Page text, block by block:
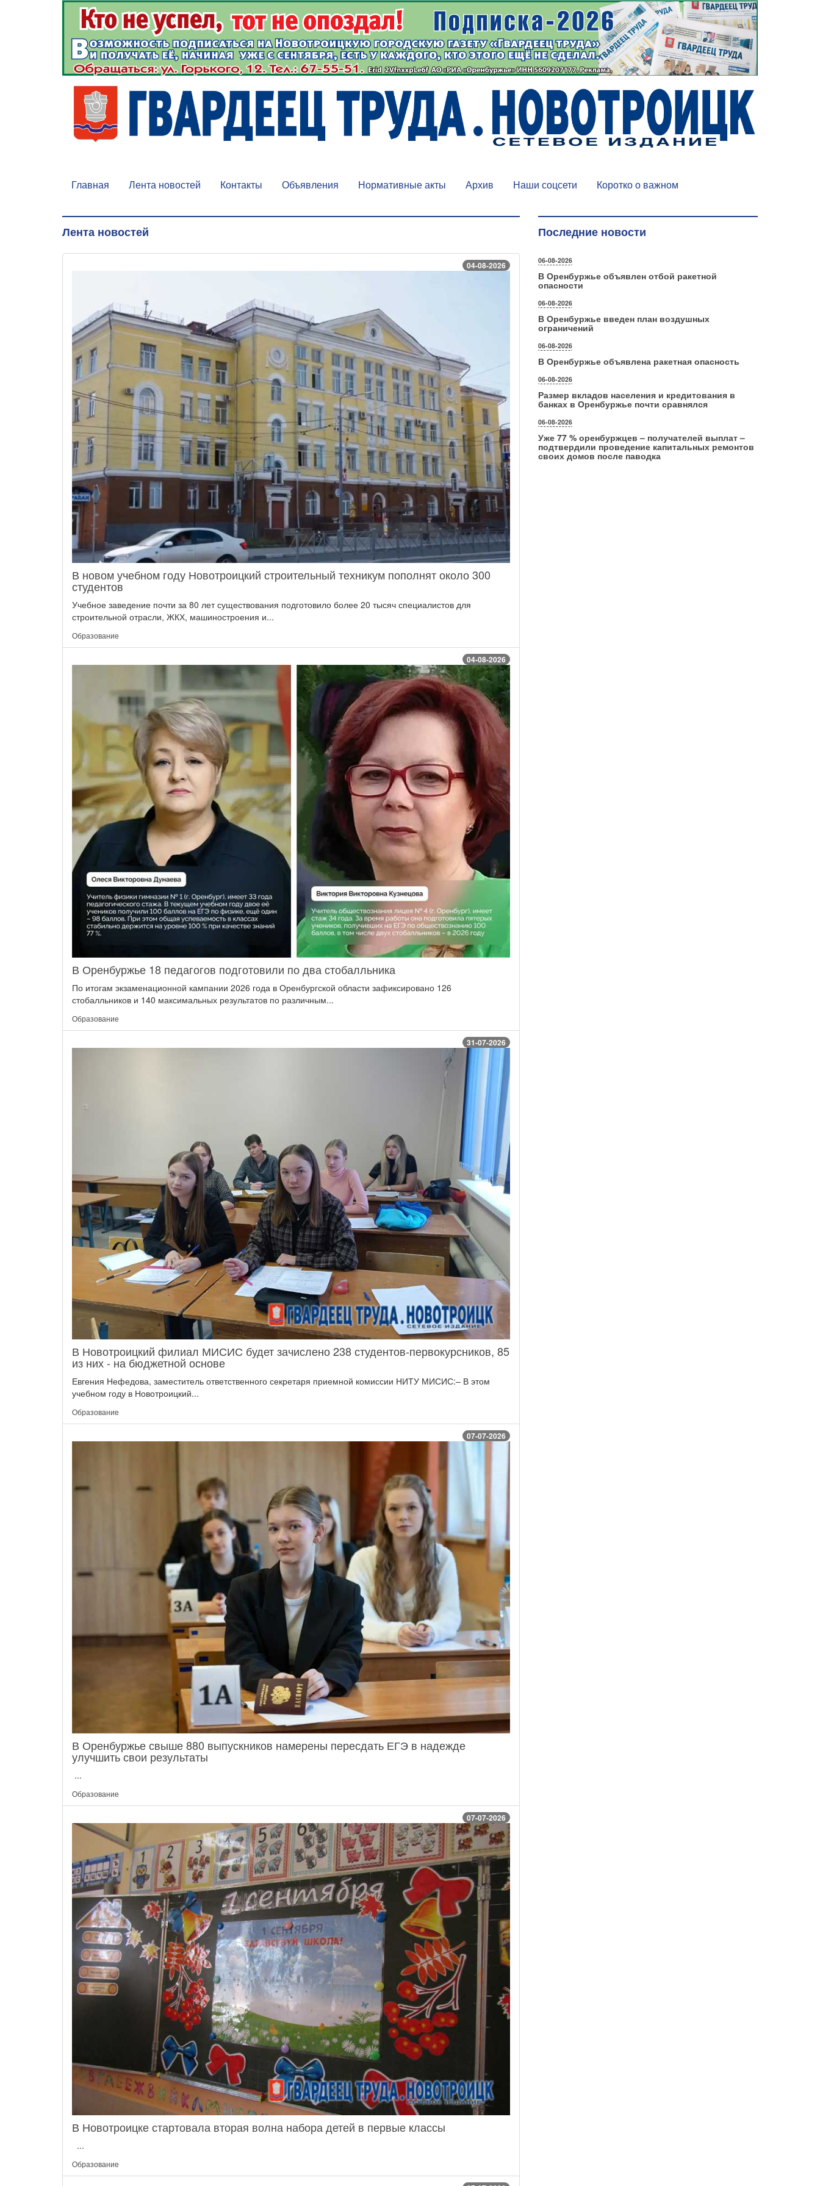
Главная Лента новостей Контакты Объявления Нормативные акты Архив Наши соцсети Коротко о важном
Лента новостей
04-08-2026
В новом учебном году Новотроицкий строительный техникум пополнят около 300
студентов
Учебное заведение почти за 80 лет существования подготовило более 20 тысяч специалистов для
строительной отрасли, ЖКХ, машиностроения и...
Образование
04-08-2026
В Оренбуржье 18 педагогов подготовили по два стобалльника
По итогам экзаменационной кампании 2026 года в Оренбургской области зафиксировано 126
стобалльников и 140 максимальных результатов по различным...
Образование
31-07-2026
В Новотроицкий филиал МИСИС будет зачислено 238 студентов-первокурсников, 85
из них - на бюджетной основе
Евгения Нефедова, заместитель ответственного секретаря приемной комиссии НИТУ МИСИС:– В этом
учебном году в Новотроицкий...
Образование
07-07-2026
В Оренбуржье свыше 880 выпускников намерены пересдать ЕГЭ в надежде
улучшить свои результаты
...
Образование
07-07-2026
В Новотроицке стартовала вторая волна набора детей в первые классы
...
Образование
Последние новости
06-08-2026
В Оренбуржье объявлен отбой ракетной
опасности
06-08-2026
В Оренбуржье введен план воздушных
ограничений
06-08-2026
В Оренбуржье объявлена ракетная опасность
06-08-2026
Размер вкладов населения и кредитования в
банках в Оренбуржье почти сравнялся
06-08-2026
Уже 77 % оренбуржцев – получателей выплат –
подтвердили проведение капитальных ремонтов
своих домов после паводка